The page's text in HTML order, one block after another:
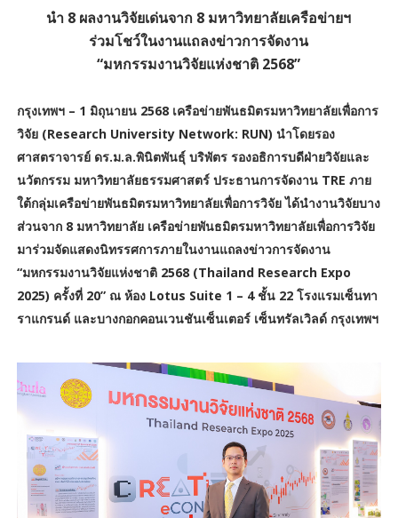
นำ 8 ผลงานวิจัยเด่นจาก 8 มหาวิทยาลัยเครือข่ายฯ
ร่วมโชว์ในงานแถลงข่าวการจัดงาน
“มหกรรมงานวิจัยแห่งชาติ 2568”
กรุงเทพฯ – 1 มิถุนายน 2568 เครือข่ายพันธมิตรมหาวิทยาลัยเพื่อการ
วิจัย (Research University Network: RUN) นำโดยรอง
ศาสตราจารย์ ดร.ม.ล.พินิตพันธุ์ บริพัตร รองอธิการบดีฝ่ายวิจัยและ
นวัตกรรม มหาวิทยาลัยธรรมศาสตร์ ประธานการจัดงาน TRE ภาย
ใต้กลุ่มเครือข่ายพันธมิตรมหาวิทยาลัยเพื่อการวิจัย ได้นำงานวิจัยบาง
ส่วนจาก 8 มหาวิทยาลัย เครือข่ายพันธมิตรมหาวิทยาลัยเพื่อการวิจัย
มาร่วมจัดแสดงนิทรรศการภายในงานแถลงข่าวการจัดงาน
“มหกรรมงานวิจัยแห่งชาติ 2568 (Thailand Research Expo
2025) ครั้งที่ 20” ณ ห้อง Lotus Suite 1 – 4 ชั้น 22 โรงแรมเซ็นทา
ราแกรนด์ และบางกอกคอนเวนชันเซ็นเตอร์ เซ็นทรัลเวิลด์ กรุงเทพฯ